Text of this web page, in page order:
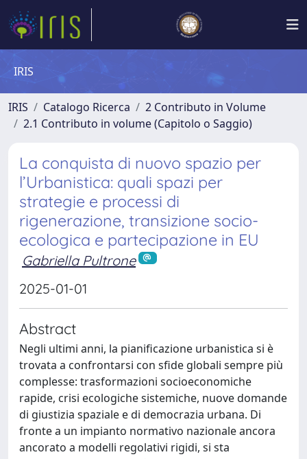
IRIS
IRIS Catalogo Ricerca
2 Contributo in Volume
2.1 Contributo in volume (Capitolo o Saggio)
La conquista di nuovo spazio per
l’Urbanistica: quali spazi per
strategie e processi di
rigenerazione, transizione socio-
ecologica e partecipazione in EU
Gabriella Pultrone
2025-01-01
Abstract
Negli ultimi anni, la pianificazione urbanistica si è
trovata a confrontarsi con sfide globali sempre più
complesse: trasformazioni socioeconomiche
rapide, crisi ecologiche sistemiche, nuove domande
di giustizia spaziale e di democrazia urbana. Di
fronte a un impianto normativo nazionale ancora
ancorato a modelli regolativi rigidi, si sta